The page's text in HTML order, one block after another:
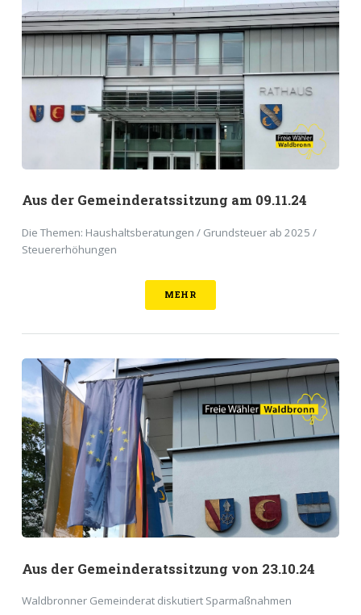
Aus der Gemeinderatssitzung am 09.11.24
Die Themen: Haushaltsberatungen / Grundsteuer ab 2025 /
Steuererhöhungen
MEHR
Aus der Gemeinderatssitzung von 23.10.24
Waldbronner Gemeinderat diskutiert Sparmaßnahmen